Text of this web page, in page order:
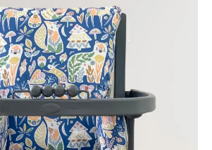
39,50 €
à
49,00 €